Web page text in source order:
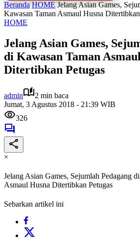
Beranda HOME Jelang Asian Games,
Kawasan Taman Asmaul Husna
HOME
Jelang Asian Games,
di Kawasan Taman
Ditertibkan Petugas
admin
2 min baca
Jumat, 3 Agustus 2018 - 21:39 WIB
326
×
Jelang Asian Games, Sejumlah Pedagang
Asmaul Husna Ditertibkan Petugas
Sebarkan artikel ini